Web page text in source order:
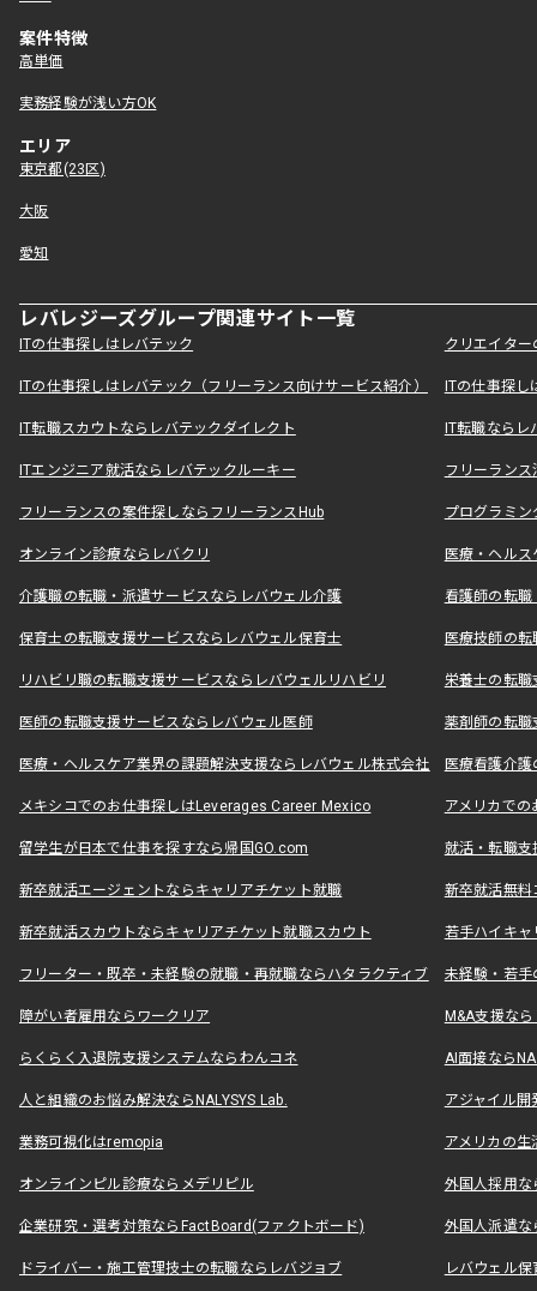
案件特徴
高単価
実務経験が浅い方OK
エリア
東京都(23区)
大阪
愛知
レバレジーズグループ関連サイト一覧
ITの仕事探しはレバテック クリエイタ
ITの仕事探しはレバテック（フリーランス向けサービス紹介） ITの仕事探
IT転職スカウトならレバテックダイレクト IT転職なら
ITエンジニア就活ならレバテックルーキー フリーラン
フリーランスの案件探しならフリーランスHub プログラミ
オンライン診療ならレバクリ 医療・ヘル
介護職の転職・派遣サービスならレバウェル介護 看護師の転
保育士の転職支援サービスならレバウェル保育士 医療技師の
リハビリ職の転職支援サービスならレバウェルリハビリ 栄養士の転
医師の転職支援サービスならレバウェル医師 薬剤師の転
医療・ヘルスケア業界の課題解決支援ならレバウェル株式会社 医療看護介
メキシコでのお仕事探しはLeverages Career Mexico アメリカで
留学生が日本で仕事を探すなら帰国GO.com 就活・転職
新卒就活エージェントならキャリアチケット就職 新卒就活無料
新卒就活スカウトならキャリアチケット就職スカウト 若手ハイキ
フリーター・既卒・未経験の就職・再就職ならハタラクティブ 未経験・若手
障がい者雇用ならワークリア M&A支援な
らくらく入退院支援システムならわんコネ AI面接なら
人と組織のお悩み解決ならNALYSYS Lab. アジャイル
業務可視化はremopia アメリカの
オンラインピル診療ならメデリピル 外国人採用
企業研究・選考対策ならFactBoard(ファクトボード) 外国人派遣な
ドライバー・施工管理技士の転職ならレバジョブ レバウェル